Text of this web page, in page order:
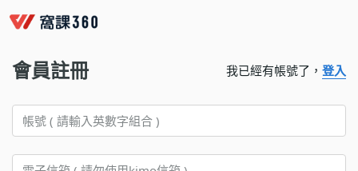
會員註冊 我已經有帳號了， 登入